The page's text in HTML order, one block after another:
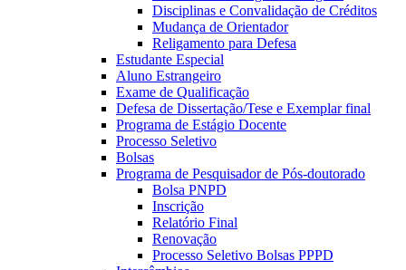
Disciplinas e Convalidação de Créditos
Mudança de Orientador
Religamento para Defesa
Estudante Especial
Aluno Estrangeiro
Exame de Qualificação
Defesa de Dissertação/Tese e Exemplar final
Programa de Estágio Docente
Processo Seletivo
Bolsas
Programa de Pesquisador de Pós-doutorado
Bolsa PNPD
Inscrição
Relatório Final
Renovação
Processo Seletivo Bolsas PPPD